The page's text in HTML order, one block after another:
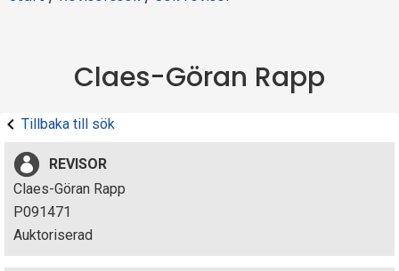
i
r
s
i
n
Claes-Göran Rapp
Tillbaka till sök
REVISOR
Claes-Göran Rapp
P091471
Auktoriserad